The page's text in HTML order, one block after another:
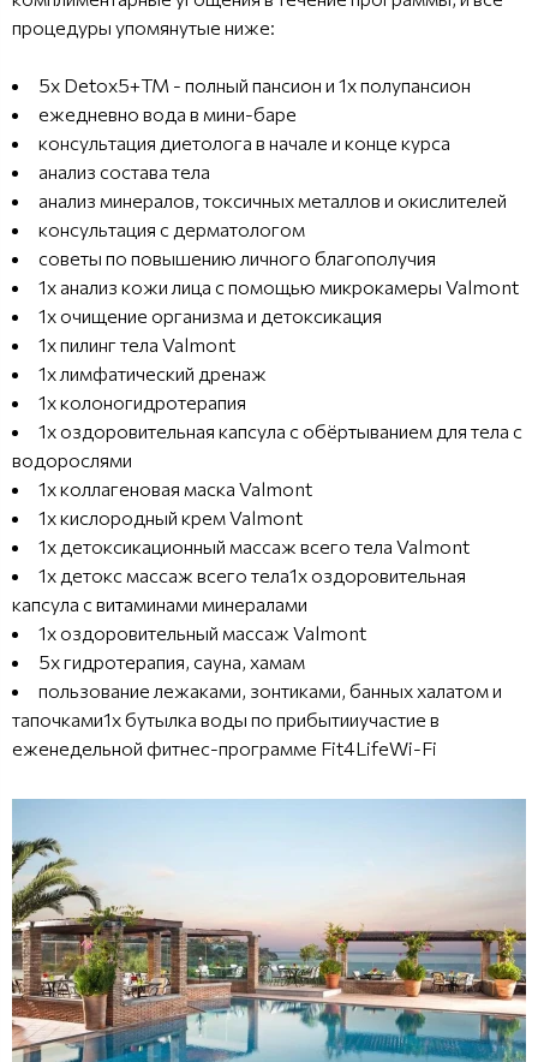
процедуры упомянутые ниже:
5х Detox5+TM - полный пансион и 1х полупансион
ежедневно вода в мини-баре
консультация диетолога в начале и конце курса
анализ состава тела
анализ минералов, токсичных металлов и окислителей
консультация с дерматологом
советы по повышению личного благополучия
1x анализ кожи лица с помощью микрокамеры Valmont
1x очищение организма и детоксикация
1x пилинг тела Valmont
1x лимфатический дренаж
1x колоногидротерапия
1x оздоровительная капсула с обёртыванием для тела с
водорослями
1x коллагеновая маска Valmont
1x кислородный крем Valmont
1x детоксикационный массаж всего тела Valmont
1x детокс массаж всего тела1x оздоровительная
капсула с витаминами минералами
1х оздоровительный массаж Valmont
5x гидротерапия, сауна, хамам
пользование лежаками, зонтиками, банных халатом и
тапочками1х бутылка воды по прибытииучастие в
еженедельной фитнес-программе Fit4LifeWi-Fi